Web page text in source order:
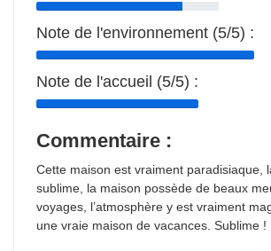
Note de l'environnement (5/5) :
Note de l'accueil (5/5) :
Commentaire :
Cette maison est vraiment paradisiaque,
sublime, la maison possède de beaux
voyages, l’atmosphère y est vraiment
une vraie maison de vacances. Sublime !